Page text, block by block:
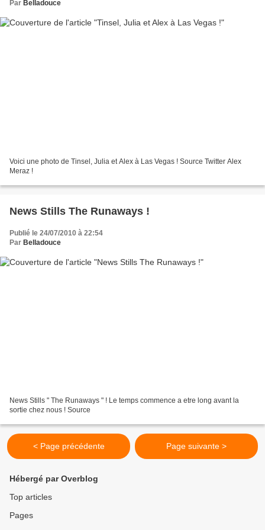
Par Belladouce
Voici une photo de Tinsel, Julia et Alex à Las Vegas ! Source Twitter Alex
Meraz !
News Stills The Runaways !
Publié le 24/07/2010 à 22:54
Par Belladouce
News Stills " The Runaways " ! Le temps commence a etre long avant la
sortie chez nous ! Source
< Page précédente Page suivante >
Hébergé par Overblog
Top articles
Pages